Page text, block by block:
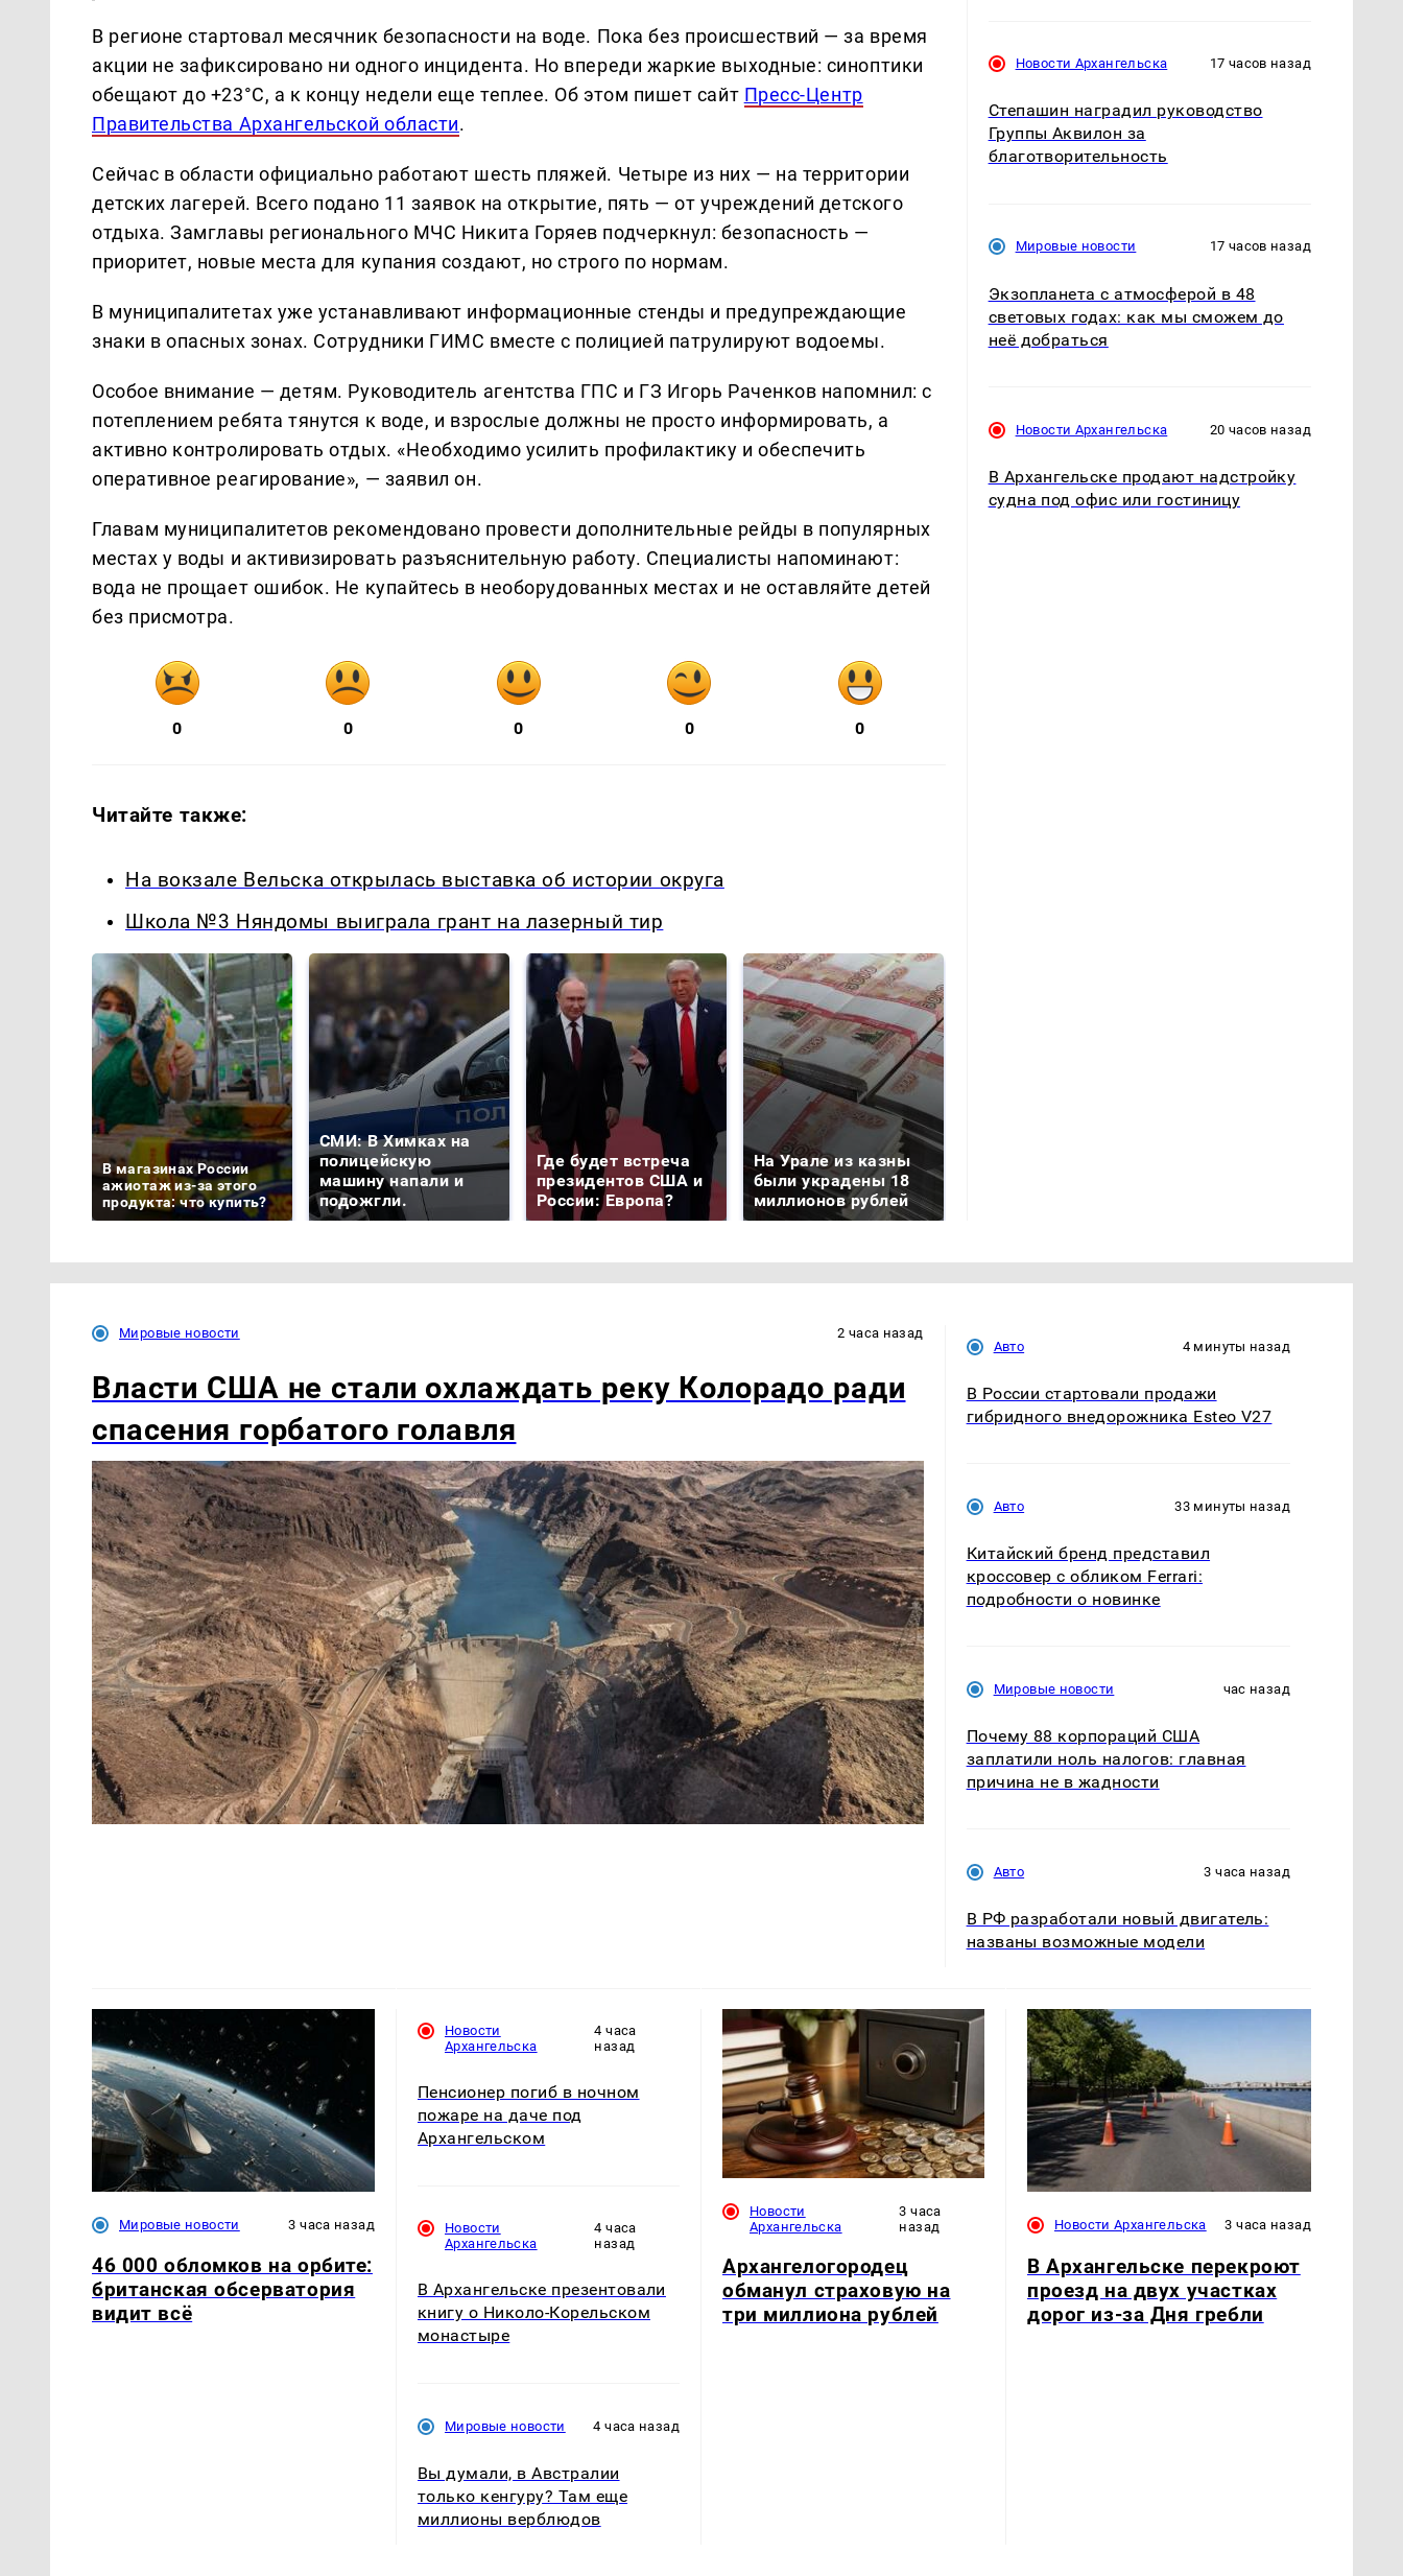
В регионе стартовал месячник безопасности на воде. Пока без происшествий — за время
акции не зафиксировано ни одного инцидента. Но впереди жаркие выходные: синоптики
обещают до +23°C, а к концу недели еще теплее. Об этом пишет сайт Пресс-Центр
Правительства Архангельской области.
Сейчас в области официально работают шесть пляжей. Четыре из них — на территории
детских лагерей. Всего подано 11 заявок на открытие, пять — от учреждений детского
отдыха. Замглавы регионального МЧС Никита Горяев подчеркнул: безопасность —
приоритет, новые места для купания создают, но строго по нормам.
В муниципалитетах уже устанавливают информационные стенды и предупреждающие
знаки в опасных зонах. Сотрудники ГИМС вместе с полицией патрулируют водоемы.
Особое внимание — детям. Руководитель агентства ГПС и ГЗ Игорь Раченков напомнил: с
потеплением ребята тянутся к воде, и взрослые должны не просто информировать, а
активно контролировать отдых. «Необходимо усилить профилактику и обеспечить
оперативное реагирование», — заявил он.
Главам муниципалитетов рекомендовано провести дополнительные рейды в популярных
местах у воды и активизировать разъяснительную работу. Специалисты напоминают:
вода не прощает ошибок. Не купайтесь в необорудованных местах и не оставляйте детей
без присмотра.
0 0 0 0 0
Читайте также:
На вокзале Вельска открылась выставка об истории округа
Школа №3 Няндомы выиграла грант на лазерный тир
В магазинах России
ажиотаж из-за этого
продукта: что купить?
СМИ: В Химках на
полицейскую
машину напали и
подожгли.
Где будет встреча
президентов США и
России: Европа?
На Урале из казны
были украдены 18
миллионов рублей
Новости Архангельска 17 часов назад
Степашин наградил руководство
Группы Аквилон за
благотворительность
Мировые новости 17 часов назад
Экзопланета с атмосферой в 48
световых годах: как мы сможем до
неё добраться
Новости Архангельска 20 часов назад
В Архангельске продают надстройку
судна под офис или гостиницу
Мировые новости 2 часа назад
Власти США не стали охлаждать реку Колорадо ради
спасения горбатого голавля
Авто 4 минуты назад
В России стартовали продажи
гибридного внедорожника Esteo V27
Авто 33 минуты назад
Китайский бренд представил
кроссовер с обликом Ferrari:
подробности о новинке
Мировые новости час назад
Почему 88 корпораций США
заплатили ноль налогов: главная
причина не в жадности
Авто 3 часа назад
В РФ разработали новый двигатель:
названы возможные модели
Мировые новости 3 часа назад
46 000 обломков на орбите:
британская обсерватория
видит всё
Новости
Архангельска
4 часа
назад
Пенсионер погиб в ночном
пожаре на даче под
Архангельском
Новости
Архангельска
4 часа
назад
В Архангельске презентовали
книгу о Николо-Корельском
монастыре
Мировые новости 4 часа назад
Вы думали, в Австралии
только кенгуру? Там еще
миллионы верблюдов
Новости
Архангельска
3 часа
назад
Архангелогородец
обманул страховую на
три миллиона рублей
Новости Архангельска 3 часа назад
В Архангельске перекроют
проезд на двух участках
дорог из-за Дня гребли